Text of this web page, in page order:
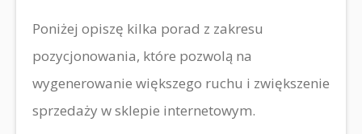
Poniżej opiszę kilka porad z zakresu
pozycjonowania, które pozwolą na
wygenerowanie większego ruchu i zwiększenie
sprzedaży w sklepie internetowym.